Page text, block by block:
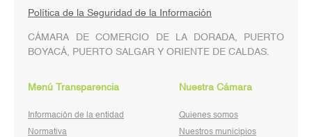
Política de la Seguridad de la Información
CÁMARA DE COMERCIO DE LA DORADA, PUERTO
BOYACÁ, PUERTO SALGAR Y ORIENTE DE CALDAS.
Menú Transparencia
Información de la entidad
Normativa
Nuestra Cámara
Quienes somos
Nuestros municipios